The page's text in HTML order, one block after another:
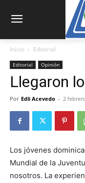
Inicio Editorial
Editorial Opinión
Llegaron
Por Edli Acevedo - 2
Los jóvenes
Mundial de la
nosotros. La